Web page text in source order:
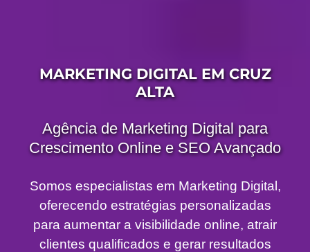
MARKETING DIGITAL EM CRUZ
ALTA
Agência de Marketing Digital para
Crescimento Online e SEO Avançado
Somos especialistas em Marketing Digital,
oferecendo estratégias personalizadas
para aumentar a visibilidade online, atrair
clientes qualificados e gerar resultados